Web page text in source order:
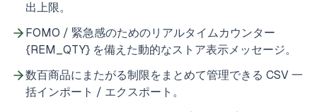
出上限。
FOMO / 緊急感のためのリアルタイムカウンター
{REM_QTY} を備えた動的なストア表示メッセージ。
数百商品にまたがる制限をまとめて管理できる CSV 一
括インポート / エクスポート。